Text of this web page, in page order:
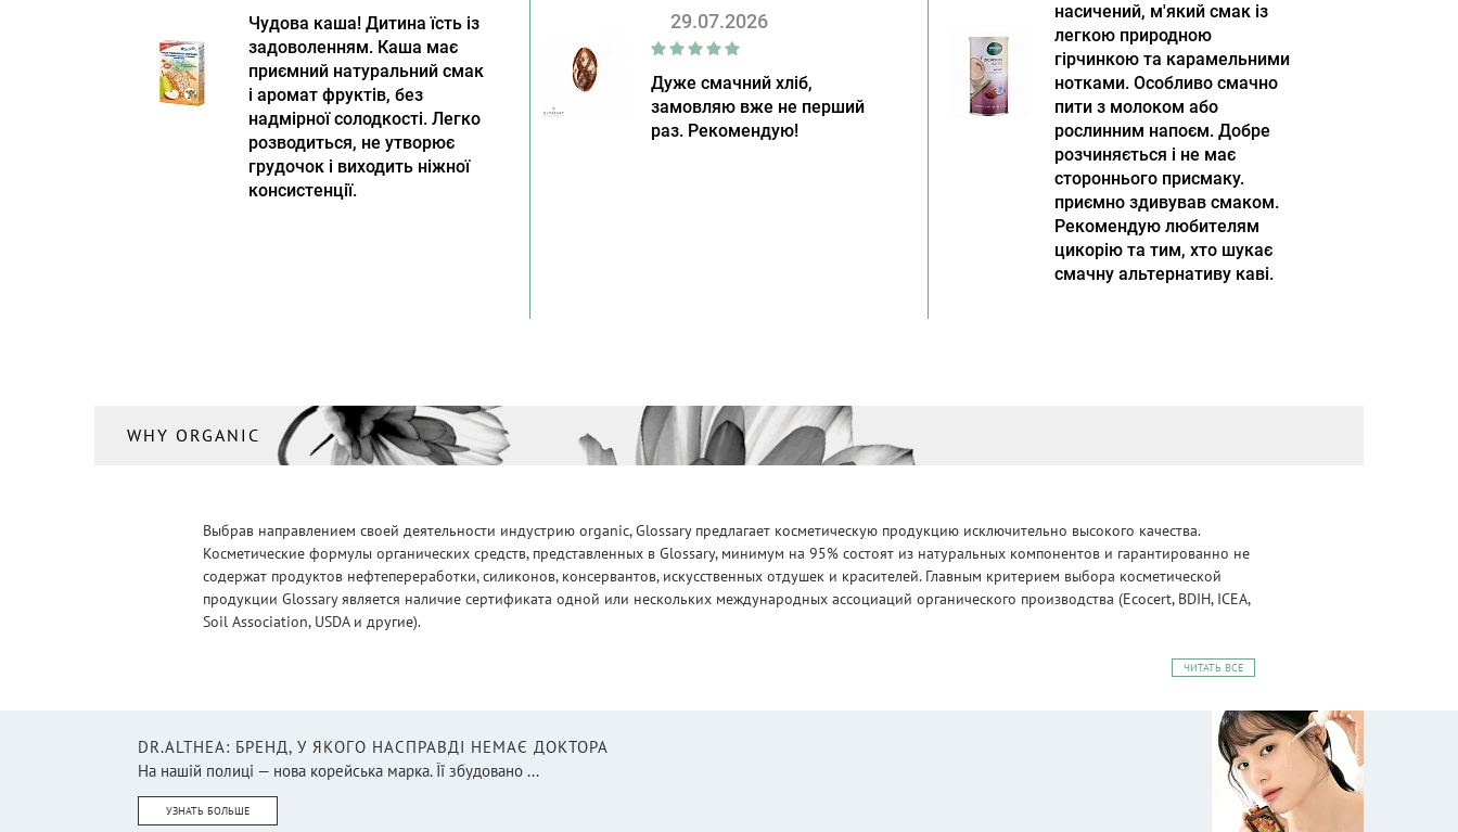
Чудова каша! Дитина їсть із
задоволенням. Каша має
приємний натуральний смак
і аромат фруктів, без
надмірної солодкості. Легко
розводиться, не утворює
грудочок і виходить ніжної
консистенції.
29.07.2026
Дуже смачний хліб,
замовляю вже не перший
раз. Рекомендую!
насичений, м'який смак із
легкою природною
гірчинкою та карамельними
нотками. Особливо смачно
пити з молоком або
рослинним напоєм. Добре
розчиняється і не має
стороннього присмаку.
приємно здивував смаком.
Рекомендую любителям
цикорію та тим, хто шукає
смачну альтернативу каві.
WHY ORGANIC
Выбрав направлением своей деятельности индустрию organic, Glossary предлагает косметическую продукцию исключительно высокого качества.
Косметические формулы органических средств, представленных в Glossary, минимум на 95% состоят из натуральных компонентов и гарантированно не
содержат продуктов нефтепереработки, силиконов, консервантов, искусственных отдушек и красителей. Главным критерием выбора косметической
продукции Glossary является наличие сертификата одной или нескольких международных ассоциаций органического производства (Ecocert, BDIH, ICEA,
Soil Association, USDA и другие).
ЧИТАТЬ ВСЕ
DR.ALTHEA: БРЕНД, У ЯКОГО НАСПРАВДІ НЕМАЄ ДОКТОРА
На нашій полиці — нова корейська марка. Її збудовано ...
УЗНАТЬ БОЛЬШЕ